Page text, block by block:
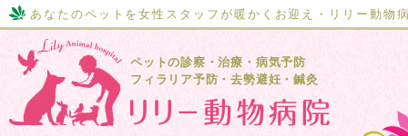
あなたのペットを女性スタッフが暖かくお迎え・リリー動物
ペットの診察・治療・病気予防
フィラリア予防・去勢避妊・鍼灸